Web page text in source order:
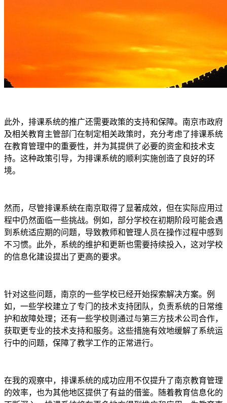
此外，排课系统的推广还需要政策的支持和保障。南京市政府
及相关教育主管部门在制定相关政策时，充分考虑了排课系统
在教育管理中的重要性，并为其提供了必要的资金和技术支
持。这种政策引导，为排课系统的顺利实施创造了良好的环
境。
然而，尽管排课系统在南京取得了显著成效，但在实际应用过
程中仍然面临一些挑战。例如，部分学校在初期阶段可能会遇
到系统适应期的问题，导致教师和管理人员在操作过程中感到
不习惯。此外，系统的维护和更新也需要持续投入，这对学校
的信息化建设提出了更高的要求。
针对这些问题，南京的一些学校已经开始探索解决方案。例
如，一些学校建立了专门的技术支持团队，负责系统的日常维
护和故障处理；还有一些学校则通过与第三方技术公司合作，
获取更专业的技术支持和服务。这些措施有效地缓解了系统运
行中的问题，保障了教学工作的正常进行。
在我的观察中，排课系统的成功应用不仅提升了南京教育管理
的效率，也为其他地区提供了有益的借鉴。随着教育信息化的